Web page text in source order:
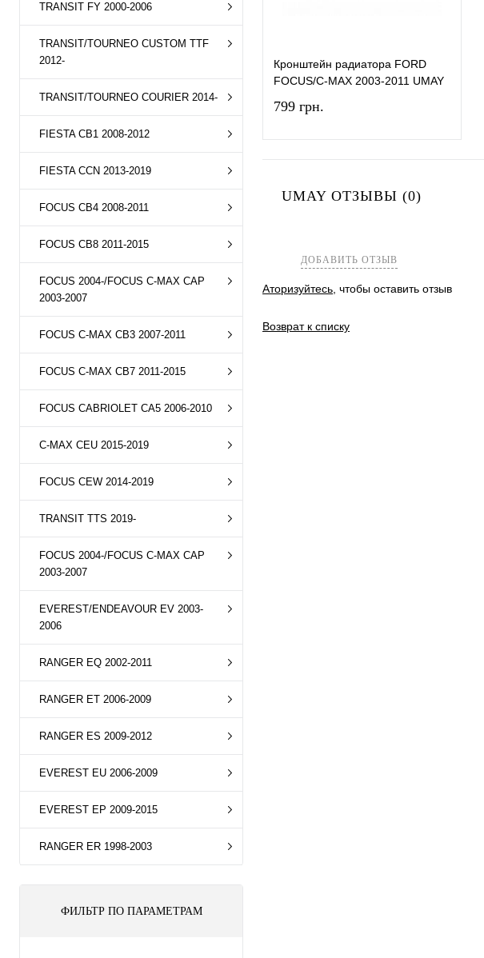
TRANSIT FY 2000-2006
TRANSIT/TOURNEO CUSTOM TTF
2012-
TRANSIT/TOURNEO COURIER 2014-
FIESTA CB1 2008-2012
FIESTA CCN 2013-2019
FOCUS CB4 2008-2011
FOCUS CB8 2011-2015
FOCUS 2004-/FOCUS C-MAX CAP
2003-2007
FOCUS C-MAX CB3 2007-2011
FOCUS C-MAX CB7 2011-2015
FOCUS CABRIOLET CA5 2006-2010
C-MAX CEU 2015-2019
FOCUS CEW 2014-2019
TRANSIT TTS 2019-
FOCUS 2004-/FOCUS C-MAX CAP
2003-2007
EVEREST/ENDEAVOUR EV 2003-
2006
RANGER EQ 2002-2011
RANGER ET 2006-2009
RANGER ES 2009-2012
EVEREST EU 2006-2009
EVEREST EP 2009-2015
RANGER ER 1998-2003
ФИЛЬТР ПО ПАРАМЕТРАМ
Кронштейн радиатора FORD
FOCUS/C-MAX 2003-2011 UMAY
799 грн.
UMAY ОТЗЫВЫ (0)
ДОБАВИТЬ ОТЗЫВ
Аторизуйтесь, чтобы оставить отзыв
Возврат к списку